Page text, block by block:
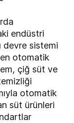
endüstri
devre sistemi
otomatik
çiğ süt ve
otomatik
süt ürünleri